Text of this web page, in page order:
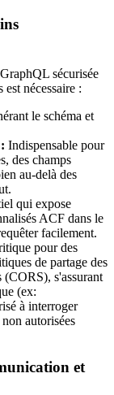
sécurisée
nécessaire :
le schéma et
Indispensable pour
des champs
au-delà des
qui expose
ACF dans le
facilement.
pour des
de partage des
(CORS), s'assurant
(ex:
à interroger
autorisées
et